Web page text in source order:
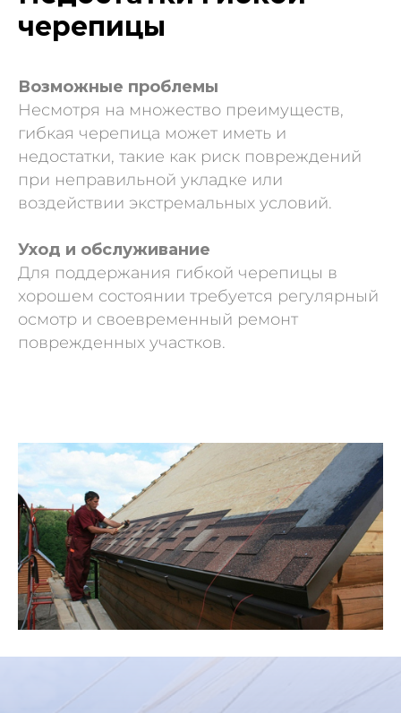
черепицы
Возможные проблемы
Несмотря на множество преимуществ,
гибкая черепица может иметь и
недостатки, такие как риск повреждений
при неправильной укладке или
воздействии экстремальных условий.
Уход и обслуживание
Для поддержания гибкой черепицы в
хорошем состоянии требуется регулярный
осмотр и своевременный ремонт
поврежденных участков.